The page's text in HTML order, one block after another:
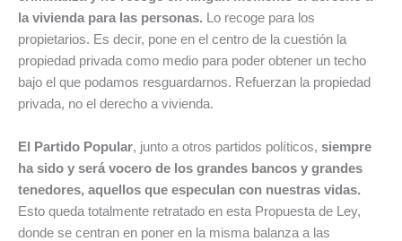
la vivienda para las personas. Lo recoge para los
propietarios. Es decir, pone en el centro de la cuestión la
propiedad privada como medio para poder obtener un techo
bajo el que podamos resguardarnos. Refuerzan la propiedad
privada, no el derecho a vivienda.
El Partido Popular, junto a otros partidos políticos, siempre
ha sido y será vocero de los grandes bancos y grandes
tenedores, aquellos que especulan con nuestras vidas.
Esto queda totalmente retratado en esta Propuesta de Ley,
donde se centran en poner en la misma balanza a las